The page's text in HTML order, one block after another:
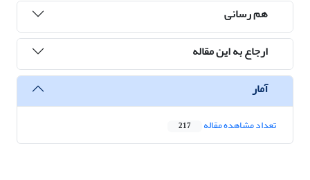
هم رسانی
ارجاع به این مقاله
آمار
تعداد مشاهده مقاله 217